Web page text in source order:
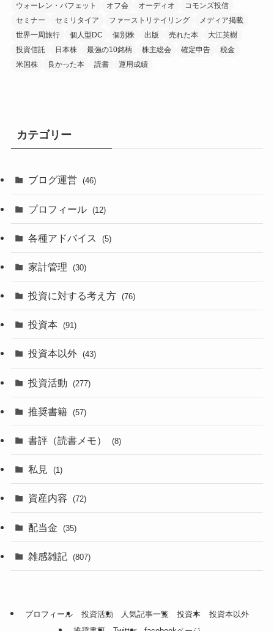
ウォーレン・バフェット
オフ会 オーディオ
コモンズ投信
セミナー
セミリタイア ファーストリテイリング
メディア掲載
世界一周旅行
個人型DC 個別株 出版 売れた本
大江英樹
投資信託
日本株 最強の10銘柄 株主総会 確定申告
税金
米国株
良かった本 読書 運用成績
カテゴリー
ブログ運営 (46)
プロフィール (12)
各種アドバイス (5)
家計管理 (30)
投資に対する考え方 (76)
投資本 (91)
投資本以外 (43)
投資活動 (277)
推奨書籍 (57)
書評（読書メモ） (8)
私見 (1)
資産内容 (72)
配当金 (35)
雑感雑記 (807)
プロフィール 投資活動 人気記事一覧 投資本
投資本以外